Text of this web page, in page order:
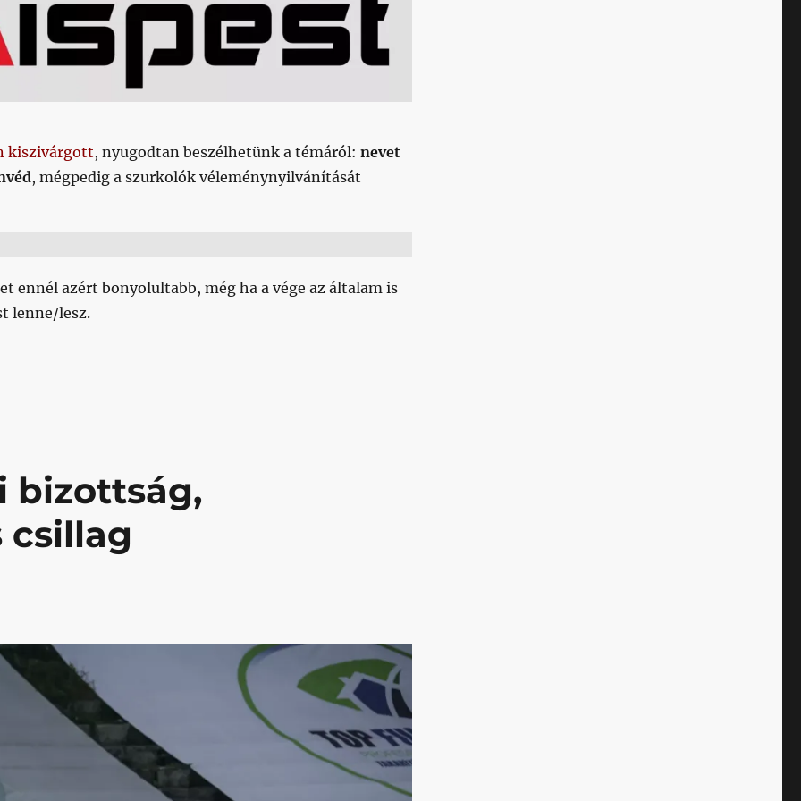
kiszivárgott, nyugodtan beszélhetünk a témáról: nevet
, mégpedig a szurkolók véleménynyilvánítását
ennél azért bonyolultabb, még ha a vége az általam is
lenne/lesz.
helló Kispest!”
bizottság,
csillag